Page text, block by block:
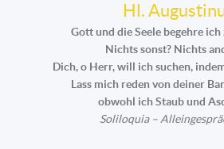
Hl.
Gott und die Seele begehre
Nichts sonst? Nichts
Dich, o Herr, will ich suchen,
Lass mich reden von deiner
obwohl ich Staub und
Soliloquia –